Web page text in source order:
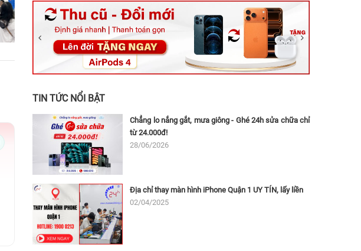
326 Lê Văn Việt, Tăng Nhơn Phú, Hồ Chí Minh (Q.9 TP. Thủ Đức cũ)
256 Võ Văn Ngân, Thủ Đức, Hồ Chí Minh (Bình Thọ, TP. Thủ Đức Cũ)
70 Nguyễn An Ninh, Dĩ An, Hồ Chí Minh (Bình Dương Cũ)
24h Vũng Tàu: 162A Ba Cu, Vũng Tàu, Hồ Chí Minh (TP. Vũng Tàu cũ)
TIN TỨC NỔI BẬT
Chẳng lo nắng gắt, mưa giông - Ghé 24h sửa chữa chỉ
từ 24.000đ!
28/06/2026
Địa chỉ thay màn hình iPhone Quận 1 UY TÍN, lấy liền
02/04/2025